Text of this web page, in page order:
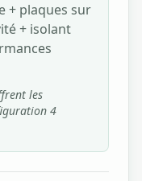
+ plaques sur
+ isolant
les
4